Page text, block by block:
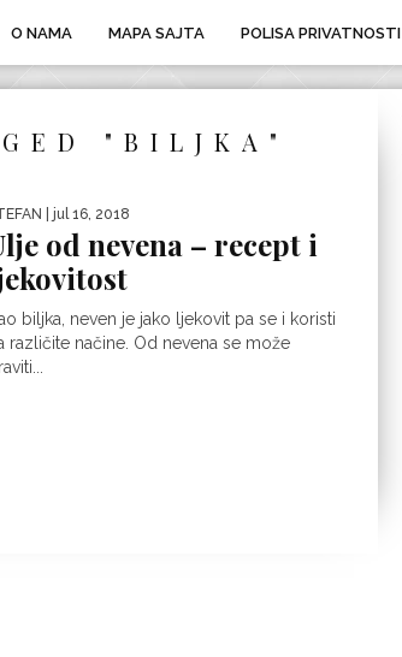
O NAMA MAPA SAJTA POLISA PRIVATNOSTI
"BILJKA"
| jul 16, 2018
od nevena – recept i
biljka, neven je jako ljekovit pa se i koristi
različite načine. Od nevena se može